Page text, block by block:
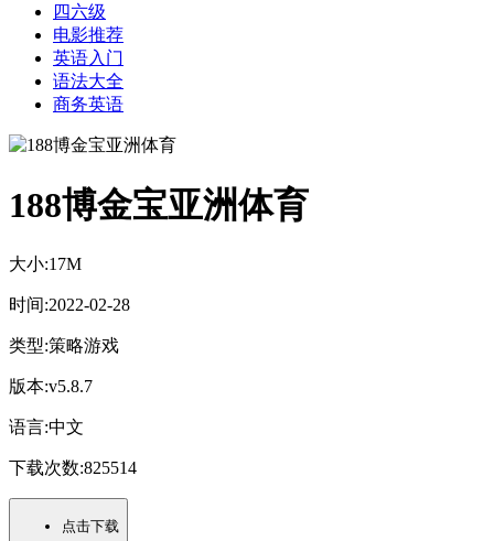
四六级
电影推荐
英语入门
语法大全
商务英语
188博金宝亚洲体育
大小:17M
时间:2022-02-28
类型:策略游戏
版本:v5.8.7
语言:中文
下载次数:825514
点击下载